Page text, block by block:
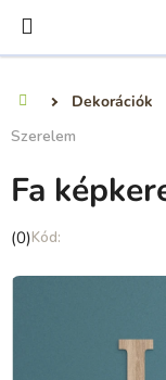
fő
Dekorációk
Szerelem
Fa
A
átlagos
(0)